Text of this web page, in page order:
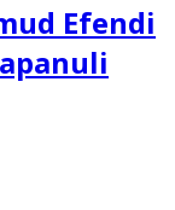
Efendi